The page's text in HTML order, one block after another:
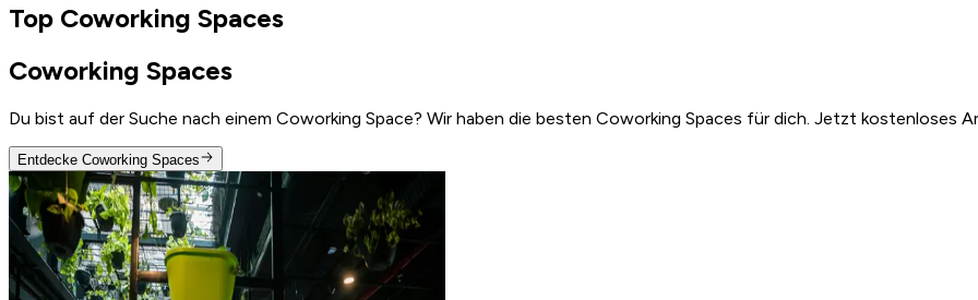
Top Coworking Spaces
Coworking Spaces
Du bist auf der Suche nach einem Coworking Space? Wir haben die besten Coworking Spaces für dich. Jetzt kostenloses
Entdecke Coworking Spaces